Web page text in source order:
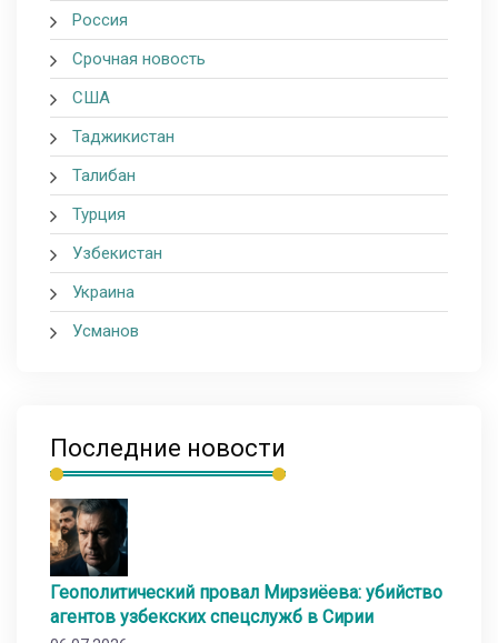
Россия
Срочная новость
США
Таджикистан
Талибан
Турция
Узбекистан
Украина
Усманов
Последние новости
Геополитический провал Мирзиёева: убийство
агентов узбекских спецслужб в Сирии